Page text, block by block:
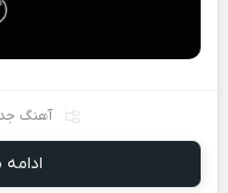
آهنگ